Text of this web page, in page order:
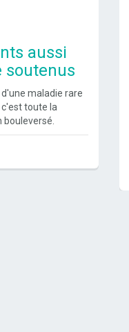
aussi
soutenus
maladie rare
toute la